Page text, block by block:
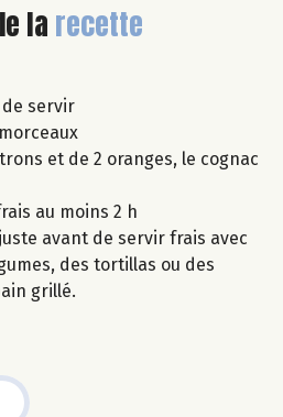
larecette
servir
et de 2 oranges, le cognac
au moins 2 h
avant de servir frais avec
des tortillas ou des
grillé.